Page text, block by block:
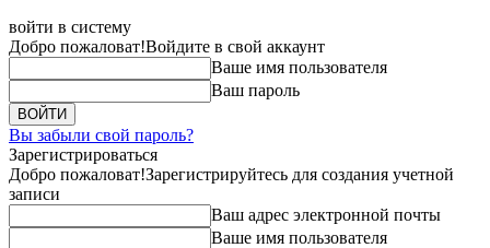
войти в систему
Добро пожаловат!Войдите в свой аккаунт
Ваше имя пользователя
Ваш пароль
Вы забыли свой пароль?
Зарегистрироваться
Добро пожаловат!Зарегистрируйтесь для создания учетной
записи
Ваш адрес электронной почты
Ваше имя пользователя